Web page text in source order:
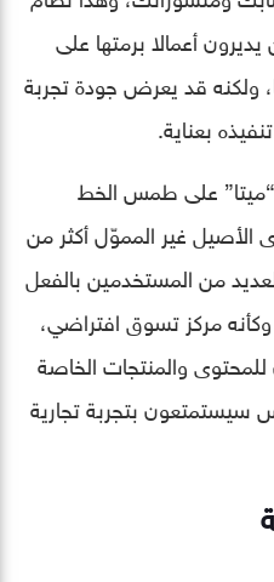
أعمالا برمتها على
ولكنه قد يعرض جودة تجربة
بعناية.
“ميتا” على طمس الخط
الأصيل غير المموّل أكثر من
من المستخدمين بالفعل
مركز تسوق افتراضي،
والمنتجات الخاصة
سيستمتعون بتجربة تجارية